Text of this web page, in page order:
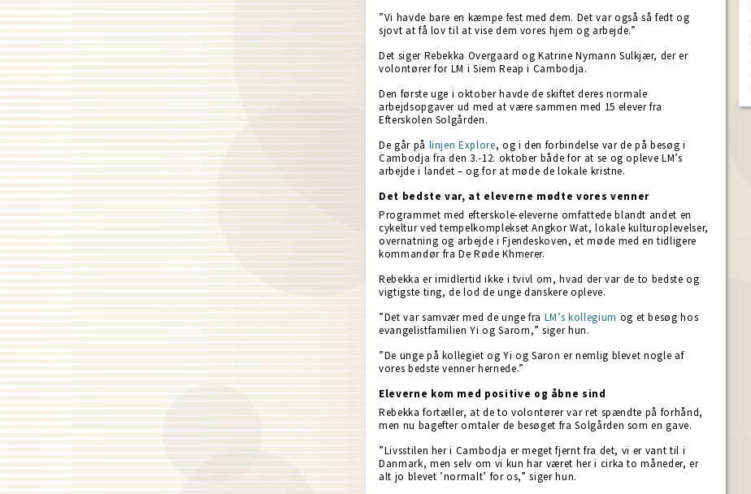
”Vi havde bare en kæmpe fest med dem. Det var også så fedt og
sjovt at få lov til at vise dem vores hjem og arbejde.”
Det siger Rebekka Overgaard og Katrine Nymann Sulkjær, der er
volontører for LM i Siem Reap i Cambodja.
Den første uge i oktober havde de skiftet deres normale
arbejdsopgaver ud med at være sammen med 15 elever fra
Efterskolen Solgården.
De går på linjen Explore, og i den forbindelse var de på besøg i
Cambodja fra den 3.-12. oktober både for at se og opleve LM’s
arbejde i landet – og for at møde de lokale kristne.
Det bedste var, at eleverne mødte vores venner
Programmet med efterskole-eleverne omfattede blandt andet en
cykeltur ved tempelkomplekset Angkor Wat, lokale kulturoplevelser,
overnatning og arbejde i Fjendeskoven, et møde med en tidligere
kommandør fra De Røde Khmerer.
Rebekka er imidlertid ikke i tvivl om, hvad der var de to bedste og
vigtigste ting, de lod de unge danskere opleve.
”Det var samvær med de unge fra LM’s kollegium og et besøg hos
evangelistfamilien Yi og Sarorn,” siger hun.
”De unge på kollegiet og Yi og Saron er nemlig blevet nogle af
vores bedste venner hernede.”
Eleverne kom med positive og åbne sind
Rebekka fortæller, at de to volontører var ret spændte på forhånd,
men nu bagefter omtaler de besøget fra Solgården som en gave.
”Livsstilen her i Cambodja er meget fjernt fra det, vi er vant til i
Danmark, men selv om vi kun har været her i cirka to måneder, er
alt jo blevet ’normalt’ for os,” siger hun.